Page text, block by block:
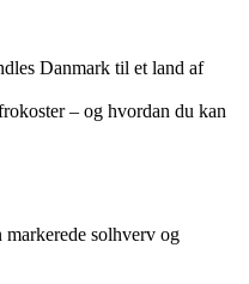
Danmark til et land af
– og hvordan du kan
solhverv og